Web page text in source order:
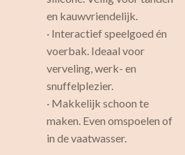
en kauwvriendelijk.
· Interactief speelgoed én
voerbak. Ideaal voor
verveling, werk- en
snuffelplezier.
· Makkelijk schoon te
maken. Even omspoelen of
in de vaatwasser.